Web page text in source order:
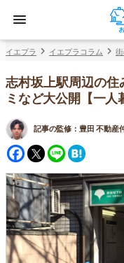
イエプラ イエプラコラム
志村坂上駅周辺の住
ミなど大公開【一人
記事の監修： 豊田 不動産
Facebook
Twitter
Line